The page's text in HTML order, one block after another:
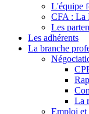
L'équipe
CFA : La
Les
Les adhérents
La branche
La
Emploi et